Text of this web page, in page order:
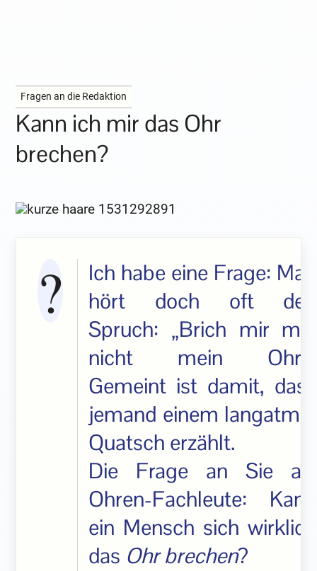
Fragen an die Redaktion
Kann ich mir das Ohr
brechen?
Ich habe eine Frage: Man
hört doch oft den
Spruch: „Brich mir mal
nicht mein Ohr!“.
Gemeint ist damit, dass
jemand einem langatmig
Quatsch erzählt.
Die Frage an Sie als
Ohren-Fachleute: Kann
ein Mensch sich wirklich
das Ohr brechen?